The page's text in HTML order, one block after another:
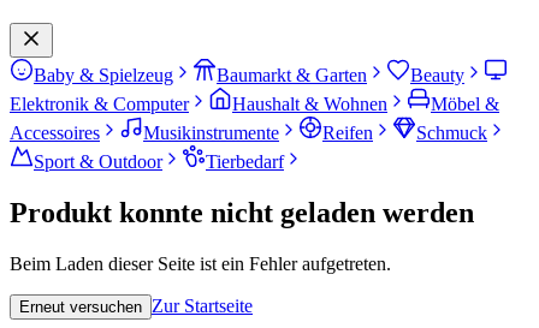
Baby & Spielzeug Baumarkt & Garten
Beauty
Elektronik & Computer
Haushalt & Wohnen
Möbel &
Accessoires
Musikinstrumente Reifen
Schmuck
Sport & Outdoor
Tierbedarf
Produkt konnte nicht geladen werden
Beim Laden dieser Seite ist ein Fehler aufgetreten.
Erneut versuchen Zur Startseite